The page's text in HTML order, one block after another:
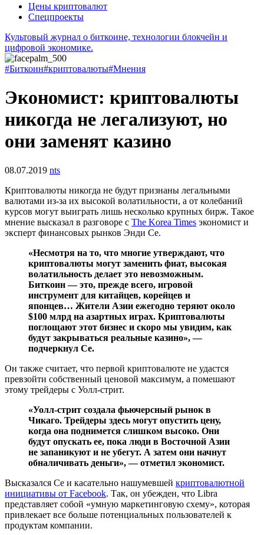
Цены криптовалют
Спецпроекты
Культовый журнал о биткоине, технологии блокчейн и
цифровой экономике.
#Биткоин#криптовалюты#Мнения
Экономист: криптовалюты
никогда не легализуют, но
они заменят казино
08.07.2019 nts
Криптовалюты никогда не будут признаны легальными
валютами из-за их высокой волатильности, а от колебаний
курсов могут выиграть лишь несколько крупных бирж. Такое
мнение высказал в разговоре с The Korea Times экономист и
эксперт финансовых рынков Энди Се.
«Несмотря на то, что многие утверждают, что
криптовалюты могут заменить фиат, высокая
волатильность делает это невозможным.
Биткоин — это, прежде всего, игровой
инструмент для китайцев, корейцев и
японцев… Жители Азии ежегодно теряют около
$100 млрд на азартных играх. Криптовалюты
поглощают этот бизнес и скоро мы увидим, как
будут закрываться реальные казино», —
подчеркнул Се.
Он также считает, что первой криптовалюте не удастся
превзойти собственный ценовой максимум, а помешают
этому трейдеры с Уолл-стрит.
«Уолл-стрит создала фьючерсный рынок в
Чикаго. Трейдеры здесь могут опустить цену,
когда она поднимется слишком высоко. Они
будут опускать ее, пока люди в Восточной Азии
не запаникуют и не убегут. А затем они начнут
обналичивать деньги», — отметил экономист.
Высказался Се и касательно нашумевшей криптовалютной
инициативы от Facebook. Так, он убежден, что Libra
представляет собой «умную маркетинговую схему», которая
привлекает все больше потенциальных пользователей к
продуктам компании.